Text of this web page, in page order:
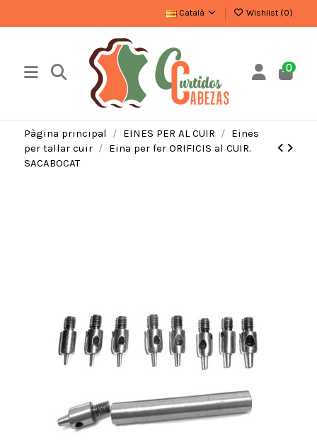
Català Wishlist (0)
0
Pàgina principal EINES PER AL CUIR
Eines
per tallar cuir
Eina per fer ORIFICIS al CUIR.
SACABOCAT